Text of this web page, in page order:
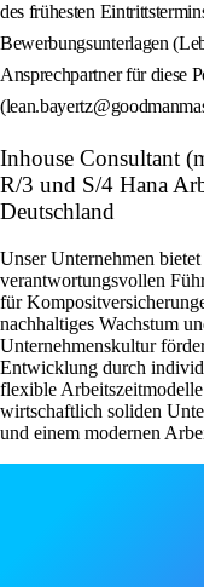
des frühesten
Bewerbungsunterlagen
Ansprechpartner für diese
Inhouse Consultant
R/3 und S/4 Hana
Deutschland
Unser Unternehmen
verantwortungsvollen
für
nachhaltiges Wachstum
Unternehmenskultur
Entwicklung durch
flexible
wirtschaftlich soliden
und einem modernen